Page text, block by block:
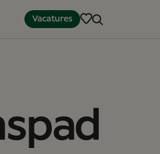
Vacatures